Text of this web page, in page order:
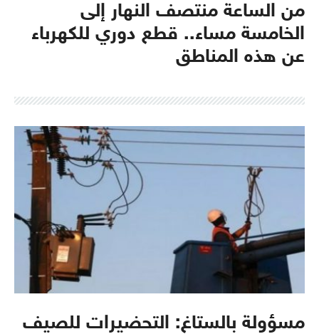
من الساعة منتصف النهار إلى
الخامسة مساء.. قطع دوري للكهرباء
عن هذه المناطق
مسؤولة بالستاغ: التحضيرات للصيف